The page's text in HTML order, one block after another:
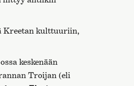
Kreetan kulttuuriin,
keskenään
Troijan (eli